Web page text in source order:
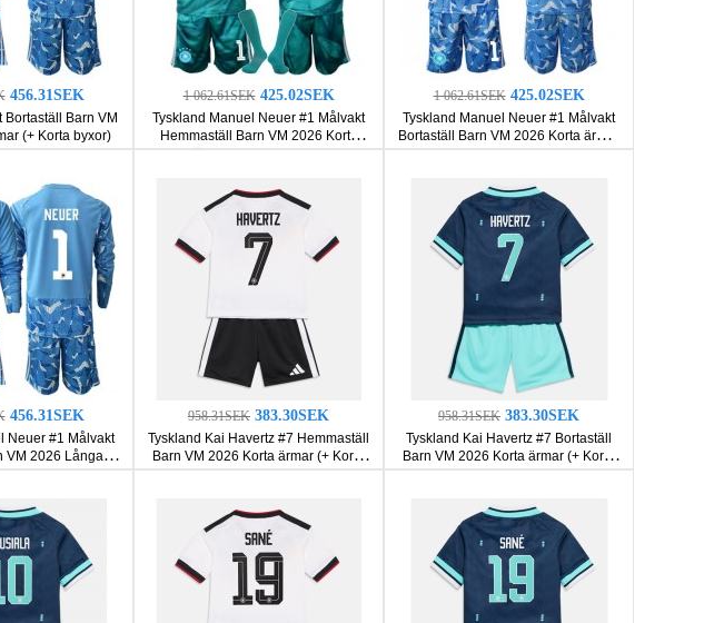
456.31SEK
Bortaställ Barn VM
(+ Korta byxor)
1 062.61SEK 425.02SEK
Tyskland Manuel Neuer #1 Målvakt
Hemmaställ Barn VM 2026 Korta
ärmar (+ Korta byxor)
1 062.61SEK 425.02SEK
Tyskland Manuel Neuer #1 Målvakt
Bortaställ Barn VM 2026 Korta ärmar
(+ Korta byxor)
456.31SEK
Neuer #1 Målvakt
VM 2026 Långa
byxor)
958.31SEK 383.30SEK
Tyskland Kai Havertz #7 Hemmaställ
Barn VM 2026 Korta ärmar (+ Korta
byxor)
958.31SEK 383.30SEK
Tyskland Kai Havertz #7 Bortaställ
Barn VM 2026 Korta ärmar (+ Korta
byxor)